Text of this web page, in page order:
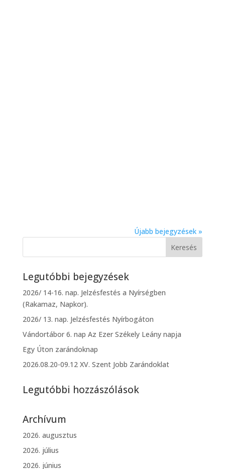
Újabb bejegyzések »
Legutóbbi bejegyzések
2026/ 14-16. nap. Jelzésfestés a Nyírségben
(Rakamaz, Napkor).
2026/ 13. nap. Jelzésfestés Nyírbogáton
Vándortábor 6. nap Az Ezer Székely Leány napja
Egy Úton zarándoknap
2026.08.20-09.12 XV. Szent Jobb Zarándoklat
Legutóbbi hozzászólások
Archívum
2026. augusztus
2026. július
2026. június